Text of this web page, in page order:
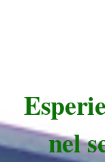
nel